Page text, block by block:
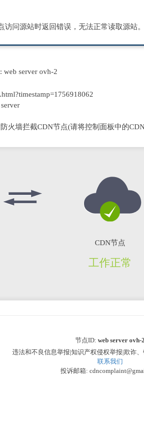
访问源站时返回错误，无法正常读取源站。
web server ovh-2
火墙拦截CDN节点(请将控制面板中的
CDN节点
工作正常
节点ID: web server ovh-2
违法和不良信息举报|知识产权侵权举报|欺诈
联系我们
投诉邮箱: